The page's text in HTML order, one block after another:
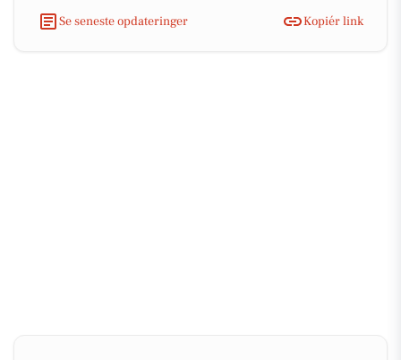
Se seneste opdateringer
Kopiér link